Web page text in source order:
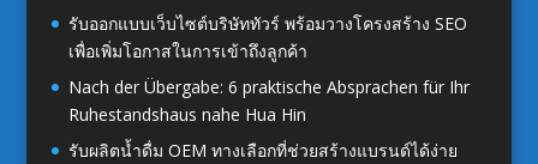
รับออกแบบเว็บไซต์บริษัททัวร์ พร้อมวางโครงสร้าง SEO
เพื่อเพิ่มโอกาสในการเข้าถึงลูกค้า
Nach der Übergabe: 6 praktische Absprachen für Ihr
Ruhestandshaus nahe Hua Hin
รับผลิตน้ำดื่ม OEM ทางเลือกที่ช่วยสร้างแบรนด์ได้ง่าย